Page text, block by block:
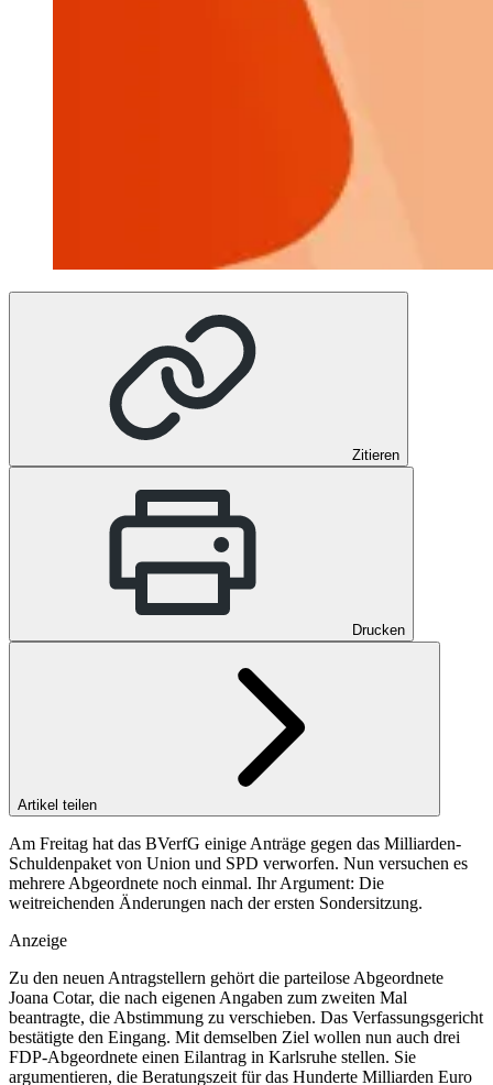
Zitieren
Drucken
Artikel teilen
Am Freitag hat das BVerfG einige Anträge gegen das Milliarden-
Schuldenpaket von Union und SPD verworfen. Nun versuchen es
mehrere Abgeordnete noch einmal. Ihr Argument: Die
weitreichenden Änderungen nach der ersten Sondersitzung.
Anzeige
Zu den neuen Antragstellern gehört die parteilose Abgeordnete
Joana Cotar, die nach eigenen Angaben zum zweiten Mal
beantragte, die Abstimmung zu verschieben. Das Verfassungsgericht
bestätigte den Eingang. Mit demselben Ziel wollen nun auch drei
FDP-Abgeordnete einen Eilantrag in Karlsruhe stellen. Sie
argumentieren, die Beratungszeit für das Hunderte Milliarden Euro